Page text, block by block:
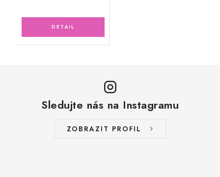
Sledujte nás na Instagramu
ZOBRAZIT PROFIL